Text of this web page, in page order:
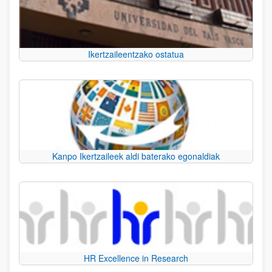
Ikertzaileentzako ostatua
Kanpo Ikertzaileek aldi baterako egonaldiak
HR Excellence in Research